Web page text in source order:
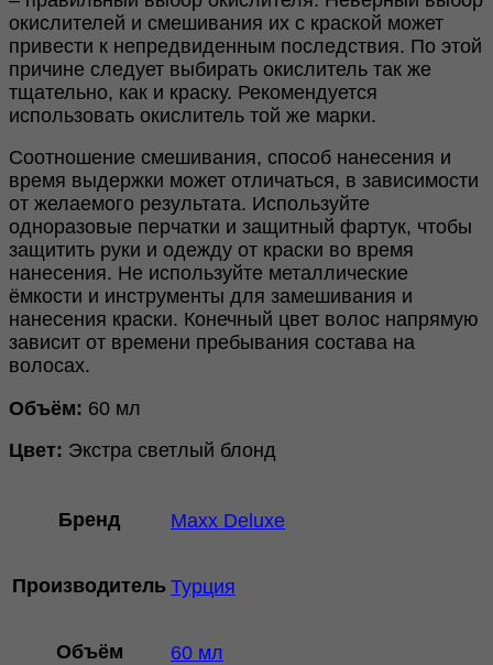
окислителей и смешивания их с краской может
привести к непредвиденным последствия. По этой
причине следует выбирать окислитель так же
тщательно, как и краску. Рекомендуется
использовать окислитель той же марки.
Соотношение смешивания, способ нанесения и
время выдержки может отличаться, в зависимости
от желаемого результата. Используйте
одноразовые перчатки и защитный фартук, чтобы
защитить руки и одежду от краски во время
нанесения. Не используйте металлические
ёмкости и инструменты для замешивания и
нанесения краски. Конечный цвет волос напрямую
зависит от времени пребывания состава на
волосах.
Объём: 60 мл
Цвет: Экстра светлый блонд
Бренд Maxx Deluxe
Производитель Турция
Объём 60 мл